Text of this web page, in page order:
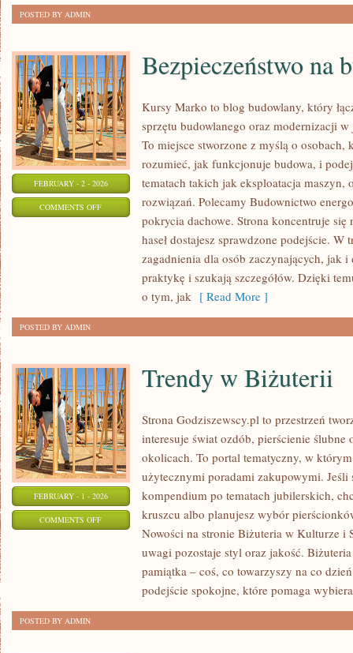
POSTED BY ADMIN
FEBRUARY - 2 - 2026
COMMENTS OFFON
BEZPIECZEŃSTWO
Bezpieczeństwo na
Kursy Marko to blog budowlany, który
sprzętu budowlanego oraz modernizacji
To miejsce stworzone z myślą o osobach,
rozumieć, jak funkcjonuje budowa, i
tematach takich jak eksploatacja
rozwiązań. Polecamy Budownictwo
pokrycia dachowe. Strona koncentruje się
haseł dostajesz sprawdzone podejście.
zagadnienia dla osób zaczynających, jak
praktykę i szukają szczegółów. Dzięki
o tym, jak [ Read More ]
POSTED BY ADMIN
FEBRUARY - 1 - 2026
COMMENTS OFFON
Trendy w Biżuterii
Strona Godziszewscy.pl to przestrzeń
interesuje świat ozdób, pierścienie ślubne
okolicach. To portal tematyczny, w którym
użytecznymi poradami zakupowymi. Jeśli
kompendium po tematach jubilerskich,
kruszcu albo planujesz wybór
Nowości na stronie Biżuteria w Kulturze i
uwagi pozostaje styl oraz jakość.
pamiątka – coś, co towarzyszy na co
podejście spokojne, które pomaga
POSTED BY ADMIN